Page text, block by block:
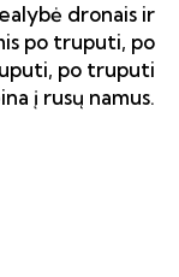
dronais ir
po truputi, po
po truputi
į rusų namus.